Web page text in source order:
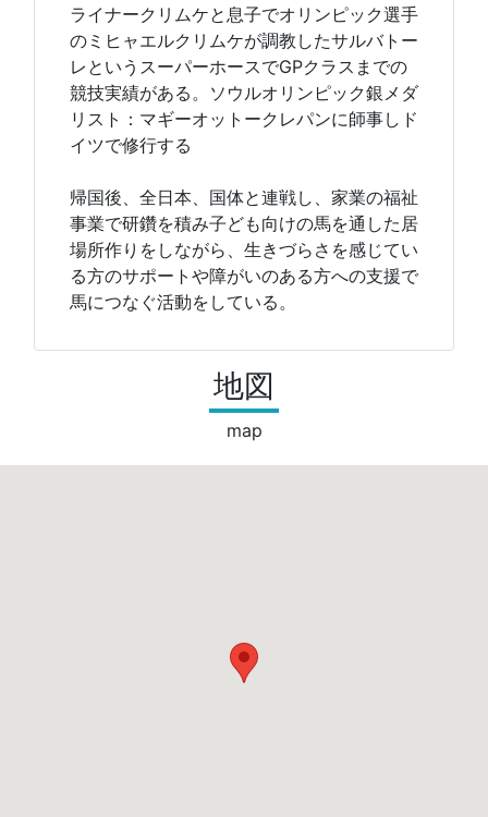
ライナークリムケと息子でオリンピック選手
のミヒャエルクリムケが調教したサルバトー
レというスーパーホースでGPクラスまでの
競技実績がある。ソウルオリンピック銀メダ
リスト：マギーオットークレパンに師事しド
イツで修行する
帰国後、全日本、国体と連戦し、家業の福祉
事業で研鑽を積み子ども向けの馬を通した居
場所作りをしながら、生きづらさを感じてい
る方のサポートや障がいのある方への支援で
馬につなぐ活動をしている。
地図
map